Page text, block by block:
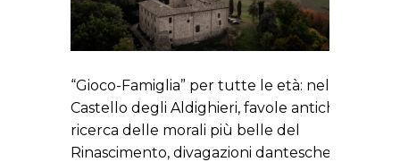
“Gioco-Famiglia” per tutte le età: nel
Castello degli Aldighieri, favole antiche alla
ricerca delle morali più belle del
Rinascimento, divagazioni dantesche,